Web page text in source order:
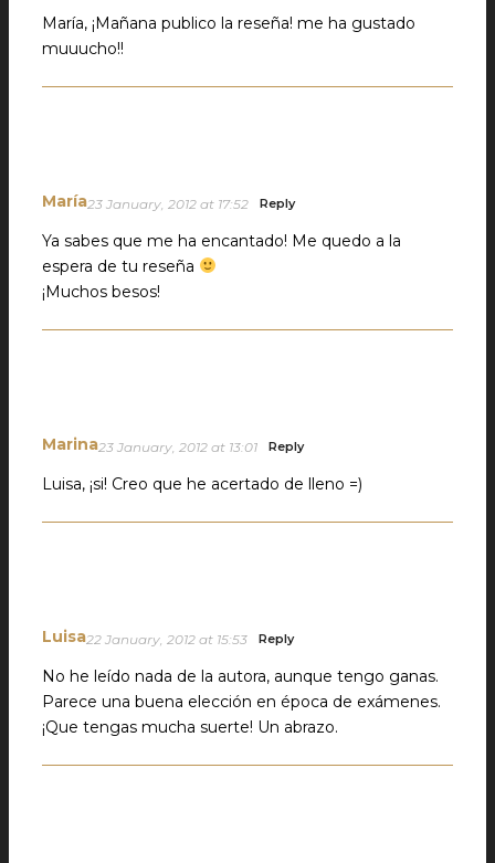
María, ¡Mañana publico la reseña! me ha gustado
muuucho!!
María23 January, 2012 at 17:52 Reply
Ya sabes que me ha encantado! Me quedo a la
espera de tu reseña
¡Muchos besos!
Marina23 January, 2012 at 13:01 Reply
Luisa, ¡si! Creo que he acertado de lleno =)
Luisa22 January, 2012 at 15:53 Reply
No he leído nada de la autora, aunque tengo ganas.
Parece una buena elección en época de exámenes.
¡Que tengas mucha suerte! Un abrazo.